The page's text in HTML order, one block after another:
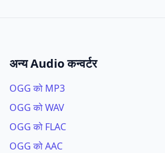
अन्य Audio कन्वर्टर
OGG को MP3
OGG को WAV
OGG को FLAC
OGG को AAC